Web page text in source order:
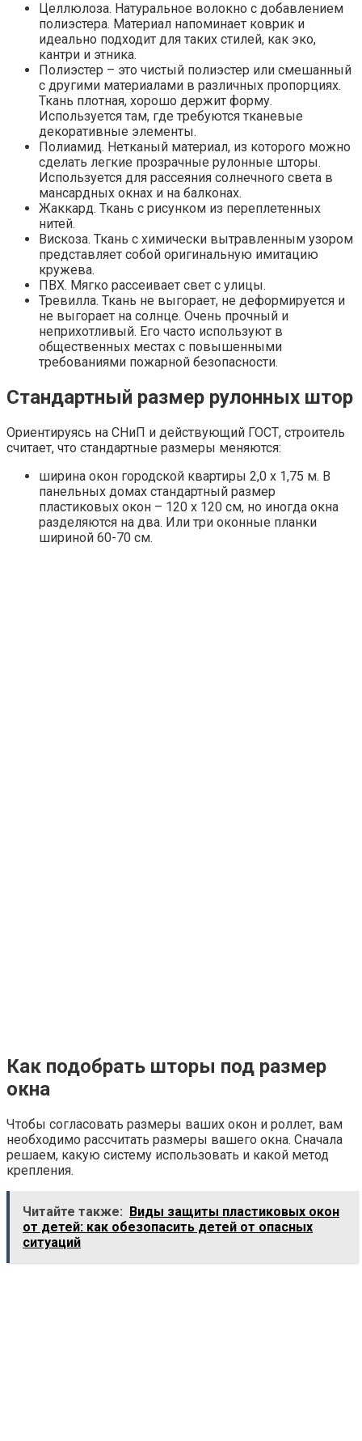
Целлюлоза. Натуральное волокно с добавлением
полиэстера. Материал напоминает коврик и
идеально подходит для таких стилей, как эко,
кантри и этника.
Полиэстер – это чистый полиэстер или смешанный
с другими материалами в различных пропорциях.
Ткань плотная, хорошо держит форму.
Используется там, где требуются тканевые
декоративные элементы.
Полиамид. Нетканый материал, из которого можно
сделать легкие прозрачные рулонные шторы.
Используется для рассеяния солнечного света в
мансардных окнах и на балконах.
Жаккард. Ткань с рисунком из переплетенных
нитей.
Вискоза. Ткань с химически вытравленным узором
представляет собой оригинальную имитацию
кружева.
ПВХ. Мягко рассеивает свет с улицы.
Тревилла. Ткань не выгорает, не деформируется и
не выгорает на солнце. Очень прочный и
неприхотливый. Его часто используют в
общественных местах с повышенными
требованиями пожарной безопасности.
Стандартный размер рулонных штор
Ориентируясь на СНиП и действующий ГОСТ, строитель
считает, что стандартные размеры меняются:
ширина окон городской квартиры 2,0 х 1,75 м. В
панельных домах стандартный размер
пластиковых окон – 120 х 120 см, но иногда окна
разделяются на два. Или три оконные планки
шириной 60-70 см.
Как подобрать шторы под размер
окна
Чтобы согласовать размеры ваших окон и роллет, вам
необходимо рассчитать размеры вашего окна. Сначала
решаем, какую систему использовать и какой метод
крепления.
Читайте также: Виды защиты пластиковых окон
от детей: как обезопасить детей от опасных
ситуаций